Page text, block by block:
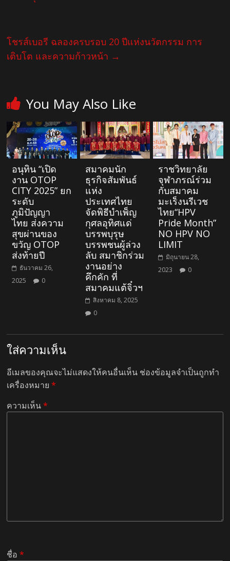
โชรส์เบอรี ฉลองครบรอบ 20 ปีแห่งนวัตกรรม การ
เติบโต และความก้าวหน้า →
You May Also Like
อนุทิน “เปิด
งาน OTOP
CITY 2025” ยก
ระดับ
ภูมิปัญญา
ไทย ส่งความ
สุขผ่านของ
ขวัญ OTOP
ส่งท้ายปี
ธันวาคม 26,
2025
0
สมาคมนัก
ธุรกิจสัมพันธ์
แห่ง
ประเทศไทย
จัดพิธีบำเพ็ญ
กุศลอุทิศแด่
บรรพบุรุษ
บรรพชนผู้ล่วง
ลับ สมาชิกร่วม
งานอย่าง
คึกคัก ที่
สมาคมแต้จิ๋วฯ
สิงหาคม 8, 2025
0
ราชวิทยาลัย
จุฬาภรณ์ร่วม
กับสมาคม
มะเร็งนรีเวช
ไทย“HPV
Pride Month”
NO HPV NO
LIMIT
มิถุนายน 28,
2023
0
ใส่ความเห็น
อีเมลของคุณจะไม่แสดงให้คนอื่นเห็น ช่องข้อมูลจำเป็นถูกทำ
เครื่องหมาย*
ความเห็น*
ชื่อ*